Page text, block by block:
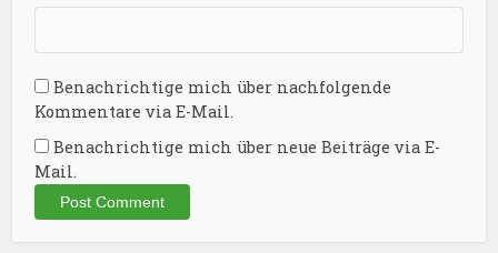
Benachrichtige mich über nachfolgende
Kommentare via E-Mail.
Benachrichtige mich über neue Beiträge via E-
Mail.